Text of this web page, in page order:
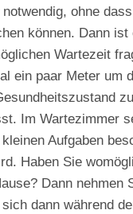
ohne
können. Dann
Wartezeit
ein paar Meter um
Im Wartezimmer
kleinen Aufgaben
Haben Sie
Dann nehmen
sich dann während